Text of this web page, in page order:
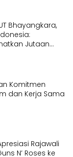
Bhayangkara,
Jutaan
Narkoba
Komitmen
dan Kerja Sama
Rajawali
N’ Roses ke